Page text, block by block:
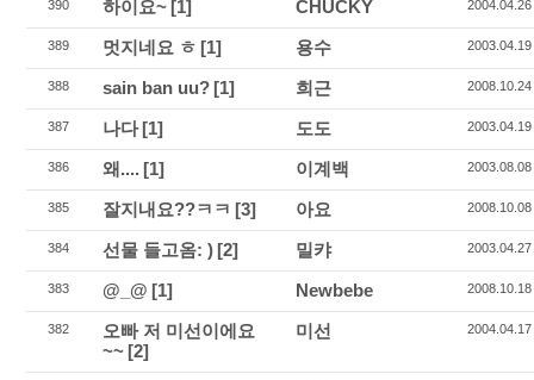
390 하이요~ [1] CHUCKY 2004.04.26
389 멋지네요 ㅎ [1] 용수 2003.04.19
388 sain ban uu? [1] 희근 2008.10.24
387 나다[1] 도도 2003.04.19
386 왜.... [1] 이계백 2003.08.08
385 잘지내요??ㅋㅋ [3] 아요 2008.10.08
384 선물 들고옴: ) [2] 밀캬 2003.04.27
383 @_@ [1] Newbebe 2008.10.18
382
오빠 저 미선이에요
~~ [2]
미선 2004.04.17